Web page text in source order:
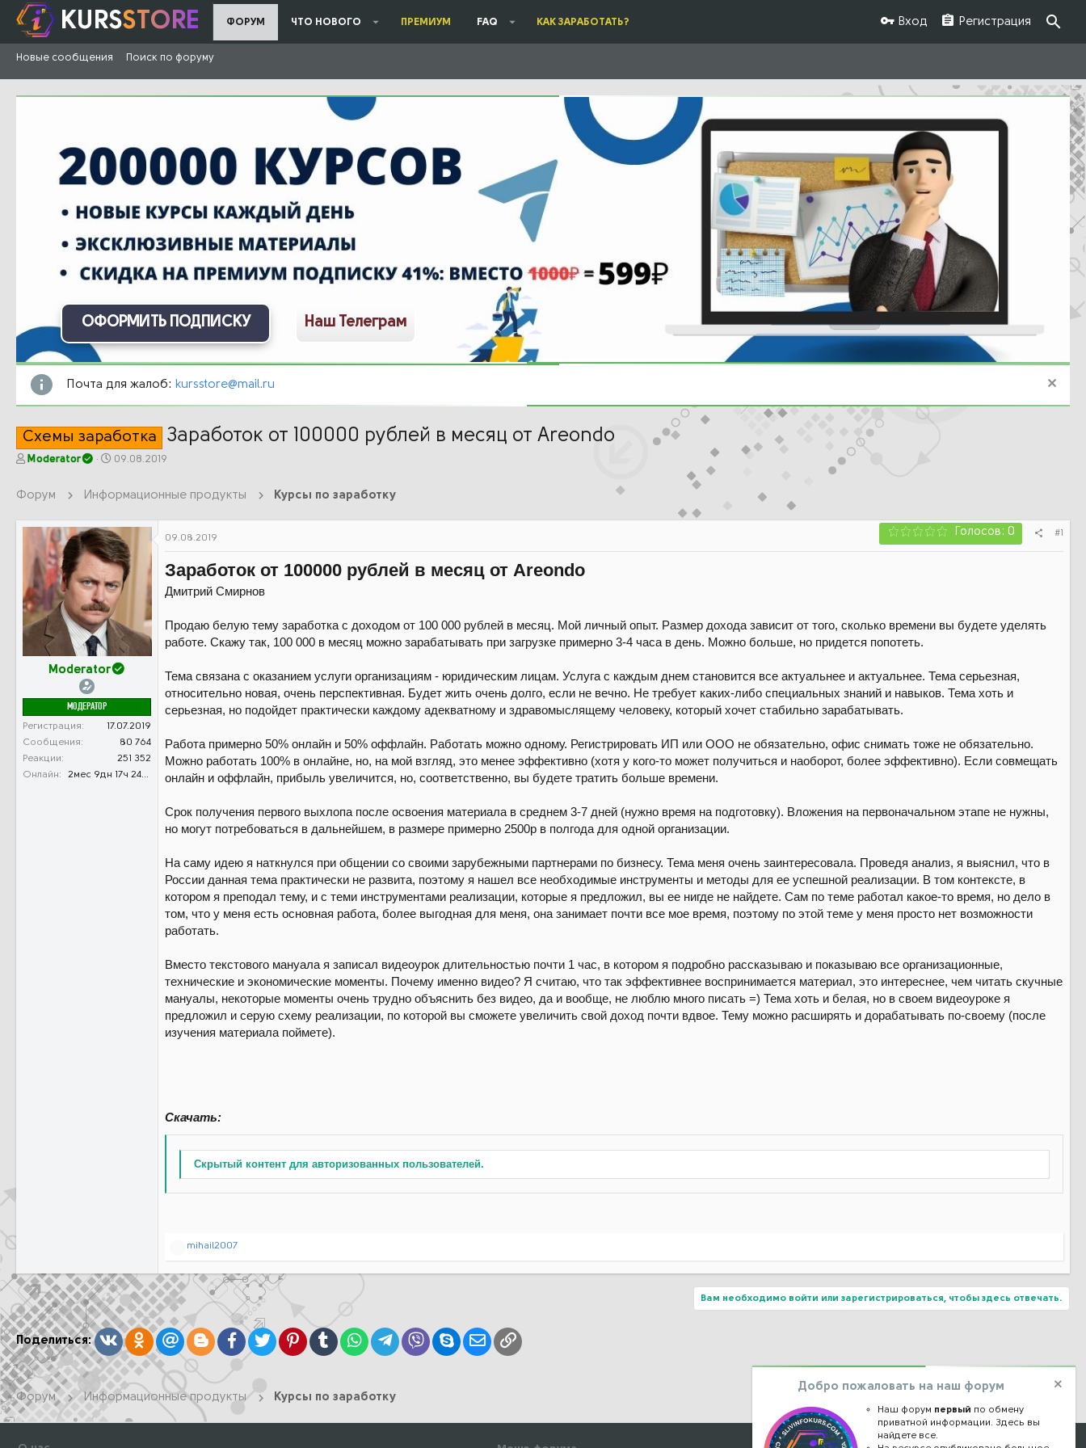
KURSSTORE ФОРУМ ЧТО НОВОГО ПРЕМИУМ FAQ КАК ЗАРАБОТАТЬ? Вход Регистрация
Новые сообщения Поиск по форуму
ОФОРМИТЬ ПОДПИСКУ Наш Телеграм
Почта для жалоб: kursstore@mail.ru
Схемы заработка Заработок от 100000 рублей в месяц от Areondo
А
о
Moderator
Д
а
а
ч
а
а
09.08.2019
Форум Информационные продукты Курсы по заработку
Moderator
МОДЕРАТОР
Регистрация
17.07.2019
Сообщения
80 764
Реакции
251 352
Онлайн
2мес 9дн 17ч 24м 35с
09.08.2019 Голосов: 0 #1
Заработок от 100000 рублей в месяц от Areondo
Дмитрий Смирнов
Продаю белую тему заработка с доходом от 100 000 рублей в месяц. Мой личный опыт. Размер дохода зависит от того, сколько времени вы будете уделять
работе. Скажу так, 100 000 в месяц можно зарабатывать при загрузке примерно 3-4 часа в день. Можно больше, но придется попотеть.
Тема связана с оказанием услуги организациям - юридическим лицам. Услуга с каждым днем становится все актуальнее и актуальнее. Тема серьезная,
относительно новая, очень перспективная. Будет жить очень долго, если не вечно. Не требует каких-либо специальных знаний и навыков. Тема хоть и
серьезная, но подойдет практически каждому адекватному и здравомыслящему человеку, который хочет стабильно зарабатывать.
Работа примерно 50% онлайн и 50% оффлайн. Работать можно одному. Регистрировать ИП или ООО не обязательно, офис снимать тоже не обязательно.
Можно работать 100% в онлайне, но, на мой взгляд, это менее эффективно (хотя у кого-то может получиться и наоборот, более эффективно). Если совмещать
онлайн и оффлайн, прибыль увеличится, но, соответственно, вы будете тратить больше времени.
Срок получения первого выхлопа после освоения материала в среднем 3-7 дней (нужно время на подготовку). Вложения на первоначальном этапе не нужны,
но могут потребоваться в дальнейшем, в размере примерно 2500р в полгода для одной организации.
На саму идею я наткнулся при общении со своими зарубежными партнерами по бизнесу. Тема меня очень заинтересовала. Проведя анализ, я выяснил, что в
России данная тема практически не развита, поэтому я нашел все необходимые инструменты и методы для ее успешной реализации. В том контексте, в
котором я преподал тему, и с теми инструментами реализации, которые я предложил, вы ее нигде не найдете. Сам по теме работал какое-то время, но дело в
том, что у меня есть основная работа, более выгодная для меня, она занимает почти все мое время, поэтому по этой теме у меня просто нет возможности
работать.
Вместо текстового мануала я записал видеоурок длительностью почти 1 час, в котором я подробно рассказываю и показываю все организационные,
технические и экономические моменты. Почему именно видео? Я считаю, что так эффективнее воспринимается материал, это интереснее, чем читать скучные
мануалы, некоторые моменты очень трудно объяснить без видео, да и вообще, не люблю много писать =) Тема хоть и белая, но в своем видеоуроке я
предложил и серую схему реализации, по которой вы сможете увеличить свой доход почти вдвое. Тему можно расширять и дорабатывать по-своему (после
изучения материала поймете).
Скачать:
Скрытый контент для авторизованных пользователей.
Р
к
и
:
mihail2007
Вам необходимо войти или зарегистрироваться, чтобы здесь отвечать.
Поделиться: ВконтактеОдноклассники
Mail.ruBloggerFacebook
TwitterPinterestTumblrWhatsAppTelegram
Viber SkypeЭлектронная почта
Ссылка
Форум Информационные продукты Курсы по заработку
Добро пожаловать на наш форум
Наш форум первый по обмену
приватной информации. Здесь вы
найдете все.